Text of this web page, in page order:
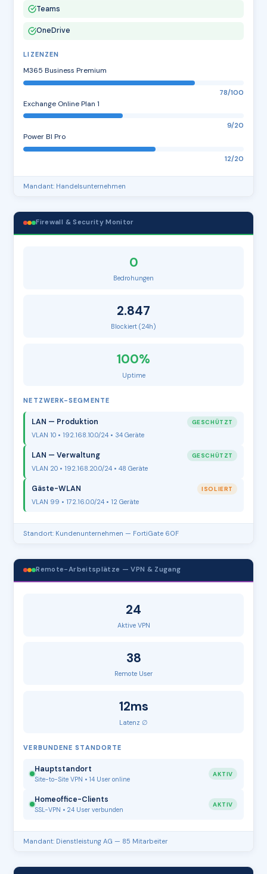
Teams
OneDrive
LIZENZEN
M365 Business Premium
78/100
Exchange Online Plan 1
9/20
Power BI Pro
12/20
Mandant: Handelsunternehmen
Firewall & Security Monitor
0
Bedrohungen
2.847
Blockiert (24h)
100%
Uptime
NETZWERK-SEGMENTE
LAN — Produktion GESCHÜTZT
VLAN 10 • 192.168.10.0/24 • 34 Geräte
LAN — Verwaltung GESCHÜTZT
VLAN 20 • 192.168.20.0/24 • 48 Geräte
Gäste-WLAN ISOLIERT
VLAN 99 • 172.16.0.0/24 • 12 Geräte
Standort: Kundenunternehmen — FortiGate 60F
Remote-Arbeitsplätze — VPN & Zugang
24
Aktive VPN
38
Remote User
12ms
Latenz ∅
VERBUNDENE STANDORTE
Hauptstandort
Site-to-Site VPN • 14 User online
AKTIV
Homeoffice-Clients
SSL-VPN • 24 User verbunden
AKTIV
Mandant: Dienstleistung AG — 85 Mitarbeiter